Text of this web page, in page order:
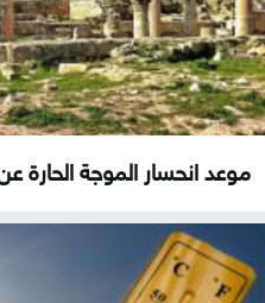
موعد انحسار الموجة الحارة